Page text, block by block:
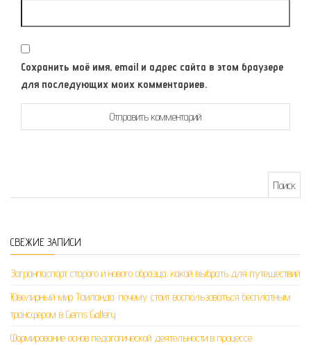
Сохранить моё имя, email и адрес сайта в этом браузере
для последующих моих комментариев.
СВЕЖИЕ ЗАПИСИ
Загранпаспорт старого и нового образца: какой выбрать для путешествий
Ювелирный мир Таиланда: почему стоит воспользоваться бесплатным
трансфером в Gems Gallery
Формирование основ педагогической деятельности в процессе